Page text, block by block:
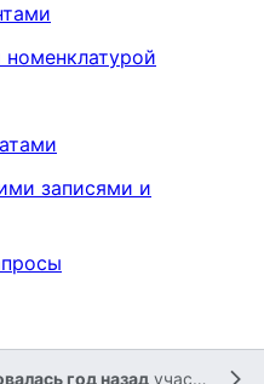
записями и
год назад участником